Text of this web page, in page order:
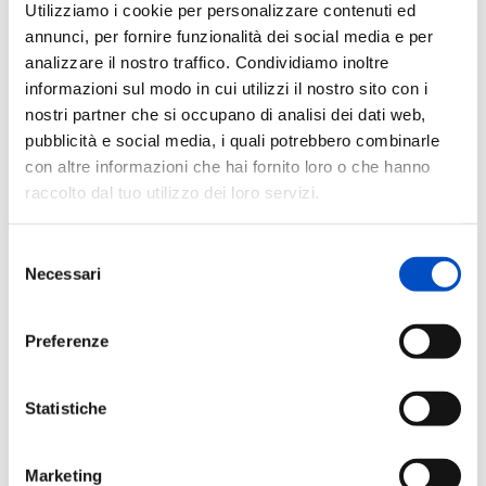
Utilizziamo i cookie per personalizzare contenuti ed
annunci, per fornire funzionalità dei social media e per
analizzare il nostro traffico. Condividiamo inoltre
informazioni sul modo in cui utilizzi il nostro sito con i
nostri partner che si occupano di analisi dei dati web,
pubblicità e social media, i quali potrebbero combinarle
con altre informazioni che hai fornito loro o che hanno
raccolto dal tuo utilizzo dei loro servizi.
delNecessari
Preferenze
Statistiche
Marketing
causata da mutazioni del gene
MFN2
, fondamentale per
il corretto funzionamento dei mitocondri. Le alterazioni
di questo gene compromettono la fusione e il trasporto
dei mitocondri all’interno delle cellule nervose,
contribuendo al danno progressivo dei nervi periferici
tipico della malattia.
Disporre di biomarcatori validati nel sangue significa
poter misurare oggettivamente l’effetto delle nuove
terapie — inclusi gli approcci di terapia genica che
stiamo sviluppando — senza ricorrere a procedure
autrice dello studio. “
Questo studio è un tassello
tre nuove varianti del gene
mai riportate in letteratura, ampliando ulteriormente la